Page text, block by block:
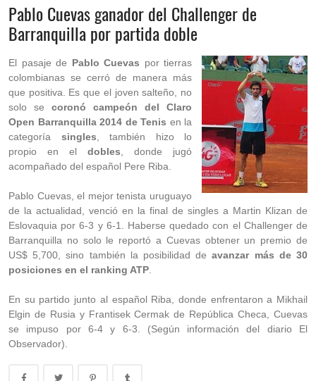
Pablo Cuevas ganador del Challenger de
Barranquilla por partida doble
El pasaje de Pablo Cuevas por tierras
colombianas se cerró de manera más
que positiva. Es que el joven salteño, no
solo se coronó campeón del Claro
Open Barranquilla 2014 de Tenis en la
categoría singles , también hizo lo
propio en el dobles , donde jugó
acompañado del español Pere Riba.
Pablo Cuevas, el mejor tenista uruguayo
de la actualidad, venció en la final de singles a Martin Klizan de
Eslovaquia por 6-3 y 6-1. Haberse quedado con el Challenger de
Barranquilla no solo le reportó a Cuevas obtener un premio de
US$ 5,700, sino también la posibilidad deavanzar más de 30
posiciones en el ranking ATP
En su partido junto al español Riba, donde enfrentaron a Mikhail
Elgin de Rusia y Frantisek Cermak de República Checa, Cuevas
se impuso por 6-4 y 6-3. (Según información del diario El
Observador).